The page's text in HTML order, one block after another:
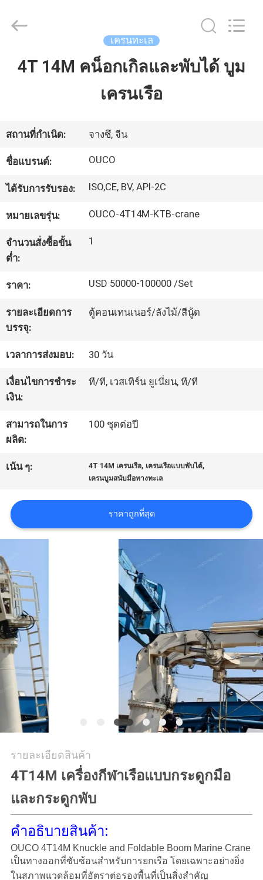
บ้าน
วิดีโอ
VR
เกี่ยว
กับ
เรา
ทัวร์
โรงงาน
การ
ควบคุม
ข่าว
กรณี
CONTACT
US
แผนผัง
เว็บไซต์
นโยบาย
ความ
เป็น
ส่วน
ตัว
INTERNATIONAL
GROUP
Reserved.
เครนทะเล
4T 14M คน็อกเกิลและพับได้ บูม
เครนเรือ
สถานที่กำเนิด: จางซึ, จีน
ชื่อแบรนด์: OUCO
ได้รับการรับรอง: ISO,CE, BV, API-2C
หมายเลขรุ่น: OUCO-4T14M-KTB-crane
จำนวนสั่งซื้อขั้น
ต่ำ:
1
ราคา: USD 50000-100000 /Set
รายละเอียดการ
บรรจุ:
ตู้คอนเทนเนอร์/ลังไม้/สีนู้ด
เวลาการส่งมอบ: 30 วัน
เงื่อนไขการชำระ
เงิน:
ที/ที, เวสเทิร์น ยูเนี่ยน, ที/ที
สามารถในการ
ผลิต:
100 ชุดต่อปี
เน้น ๆ: 4T 14M เครนเรือ, เครนเรือแบบพับได้,
เครนบูมสนับมือทางทะเล
ราคาถูกที่สุด
รายละเอียดสินค้า
4T14M เครื่องกีฬาเรือแบบกระดูกมือ
และกระดูกพับ
คําอธิบายสินค้า:
OUCO 4T14M Knuckle and Foldable Boom Marine Crane
เป็นทางออกที่ซับซ้อนสําหรับการยกเรือ โดยเฉพาะอย่างยิ่ง
ในสภาพแวดล้อมที่อัตราต่อรองพื้นที่เป็นสิ่งสําคัญ